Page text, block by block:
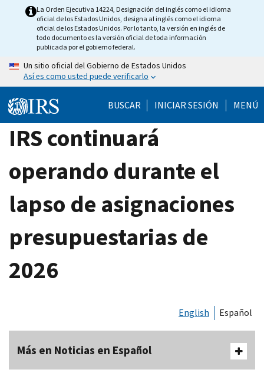
La Orden Ejecutiva 14224, Designación del inglés como el idioma
oficial de los Estados Unidos, designa al inglés como el idioma
oficial de los Estados Unidos. Por lo tanto, la versión en inglés de
todo documento es la versión oficial de toda información
publicada por el gobierno federal.
Un sitio oficial del Gobierno de Estados Unidos
Así es como usted puede verificarlo
BUSCAR INICIAR SESIÓN MENÚ
IRS continuará
operando durante el
lapso de asignaciones
presupuestarias de
2026
English Español
Más en Noticias en Español